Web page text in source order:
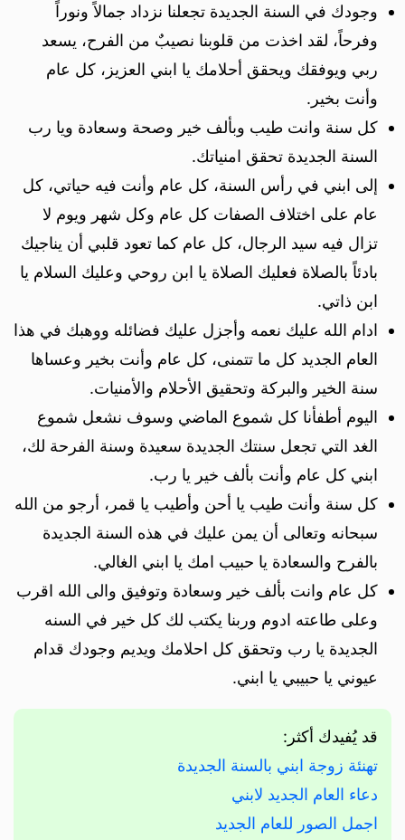
وجودك في السنة الجديدة تجعلنا نزداد جمالاً ونوراً
وفرحاً، لقد اخذت من قلوبنا نصيبٌ من الفرح، يسعد
ربي ويوفقك ويحقق أحلامك يا ابني العزيز، كل عام
وأنت بخير.
كل سنة وانت طيب وبألف خير وصحة وسعادة ويا رب
السنة الجديدة تحقق امنياتك.
إلى ابني في رأس السنة، كل عام وأنت فيه حياتي، كل
عام على اختلاف الصفات كل عام وكل شهر ويوم لا
تزال فيه سيد الرجال، كل عام كما تعود قلبي أن يناجيك
بادئاً بالصلاة فعليك الصلاة يا ابن روحي وعليك السلام يا
ابن ذاتي.
ادام الله عليك نعمه وأجزل عليك فضائله ووهبك في هذا
العام الجديد كل ما تتمنى، كل عام وأنت بخير وعساها
سنة الخير والبركة وتحقيق الأحلام والأمنيات.
اليوم أطفأنا كل شموع الماضي وسوف نشعل شموع
الغد التي تجعل سنتك الجديدة سعيدة وسنة الفرحة لك،
ابني كل عام وأنت بألف خير يا رب.
كل سنة وأنت طيب يا أحن وأطيب يا قمر، أرجو من الله
سبحانه وتعالى أن يمن عليك في هذه السنة الجديدة
بالفرح والسعادة يا حبيب امك يا ابني الغالي.
كل عام وانت بألف خير وسعادة وتوفيق والى الله اقرب
وعلى طاعته ادوم وربنا يكتب لك كل خير في السنه
الجديدة يا رب وتحقق كل احلامك ويديم وجودك قدام
عيوني يا حبيبي يا ابني.
قد يُفيدك أكثر:
تهنئة زوجة ابني بالسنة الجديدة
دعاء العام الجديد لابني
اجمل الصور للعام الجديد